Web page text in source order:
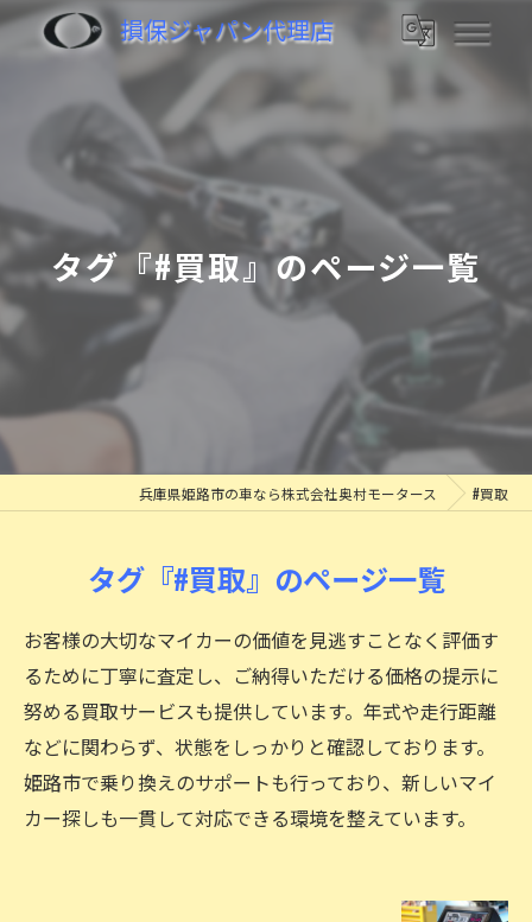
損保ジャパン代理店
タグ『#買取』のページ一覧
兵庫県姫路市の車なら株式会社奥村モータース #買取
タグ『#買取』のページ一覧
お客様の大切なマイカーの価値を見逃すことなく評価す
るために丁寧に査定し、ご納得いただける価格の提示に
努める買取サービスも提供しています。年式や走行距離
などに関わらず、状態をしっかりと確認しております。
姫路市で乗り換えのサポートも行っており、新しいマイ
カー探しも一貫して対応できる環境を整えています。